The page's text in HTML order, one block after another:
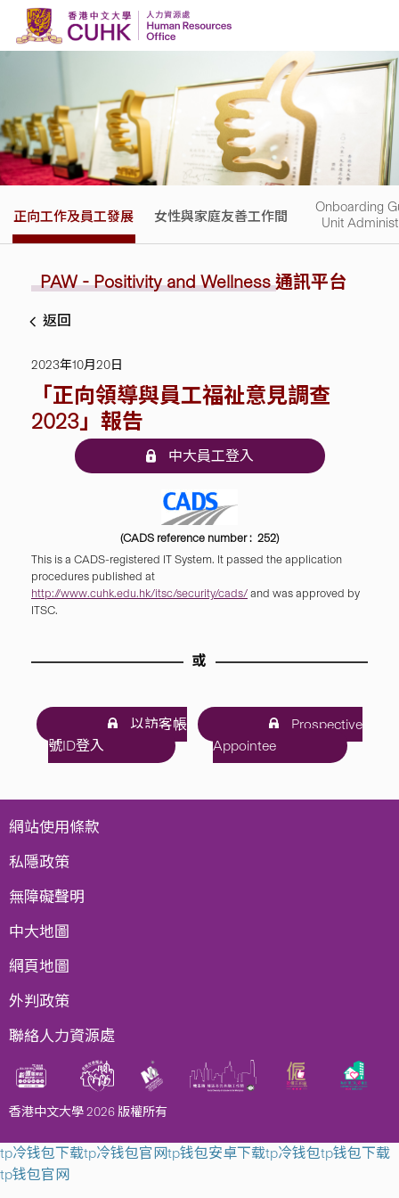
Skip to content
正向工作及員工發展 女性與家庭友善工作間
Onboarding
Unit
PAW - Positivity and Wellness通訊平台
返回
2023年10月20日
「正向領導與員工福祉意見調查
2023」報告
中大員工登入
(CADS reference number : 252)
This is a CADS-registered IT System. It passed the application
procedures published at
http://www.cuhk.edu.hk/itsc/security/cads/ and was approved by
ITSC.
或
以訪客帳
號ID登入
Prospective
Appointee
網站使用條款
私隱政策
無障礙聲明
中大地圖
網頁地圖
外判政策
聯絡人力資源處
香港中文大學 2026 版權所有
tp冷钱包下载tp冷钱包官网tp钱包安卓下载tp冷钱包tp钱包下载
tp钱包官网